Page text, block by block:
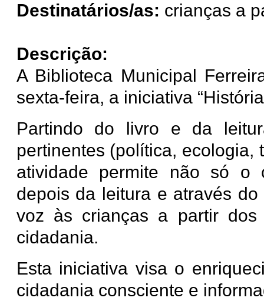
Destinatários/as: crianças a
Descrição:
A Biblioteca Municipal
sexta-feira, a iniciativa
Partindo do livro e da
pertinentes (política, ecologia,
atividade permite não só o
depois da leitura e através
voz às crianças a partir
cidadania.
Esta iniciativa visa o
cidadania consciente e